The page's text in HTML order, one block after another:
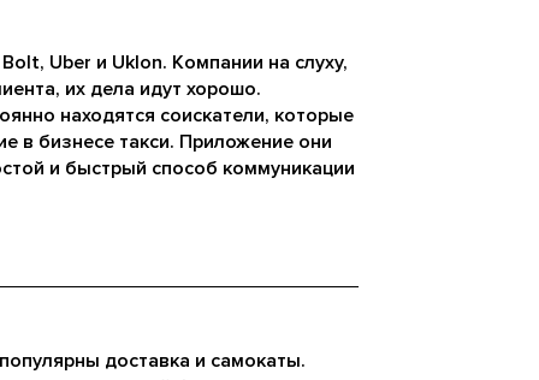
Uber и Uklon. Компании на слуху,
их дела идут хорошо.
находятся соискатели, которые
в бизнесе такси. Приложение они
и быстрый способ коммуникации
доставка и самокаты.